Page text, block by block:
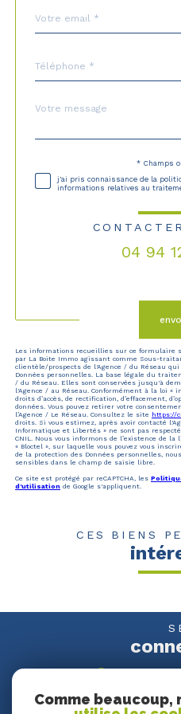
*
*
Fieldset
Message
*
* Champs
j'ai pris connaissance de la
informations relatives au
04 94
Les informations recueillies sur ce formulaire
par La Boite Immo agissant comme Sous-
clientèle/prospects de l'Agence / du Réseau
Données personnelles. La base légale du
/ du Réseau. Elles sont conservées jusqu'à
l'Agence / au Réseau. Conformément à la loi «
droits d’accès, de rectification, d’effacement,
données. Vous pouvez retirer votre
l’Agence / Le Réseau. Consultez le site https://
droits. Si vous estimez, après avoir contacté
Informatique et Libertés » ne sont pas
CNIL. Nous vous informons de l’existence de
« Bloctel », sur laquelle vous pouvez vous
de la protection des Données personnelles,
sensibles dans le champ de saisie libre.
Ce site est protégé par reCAPTCHA, les
d'utilisation de Google s'appliquent.
CES BIENS
espace
Comme beaucoup,